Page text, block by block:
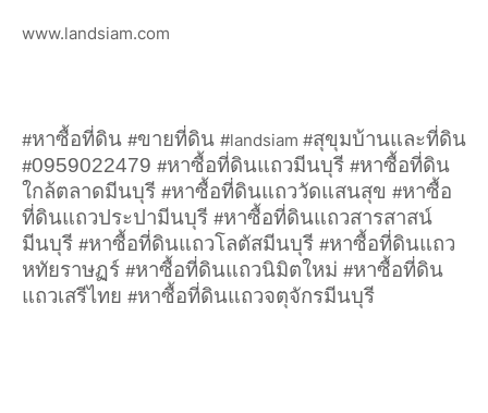
www.landsiam.com
#หาซื้อที่ดิน #ขายที่ดิน #landsiam #สุขุมบ้านและที่ดิน
#0959022479 #หาซื้อที่ดินแถวมีนบุรี #หาซื้อที่ดิน
ใกล้ตลาดมีนบุรี #หาซื้อที่ดินแถววัดแสนสุข #หาซื้อ
ที่ดินแถวประปามีนบุรี #หาซื้อที่ดินแถวสารสาสน์
มีนบุรี #หาซื้อที่ดินแถวโลตัสมีนบุรี #หาซื้อที่ดินแถว
หทัยราษฏร์ #หาซื้อที่ดินแถวนิมิตใหม่ #หาซื้อที่ดิน
แถวเสรีไทย #หาซื้อที่ดินแถวจตุจักรมีนบุรี